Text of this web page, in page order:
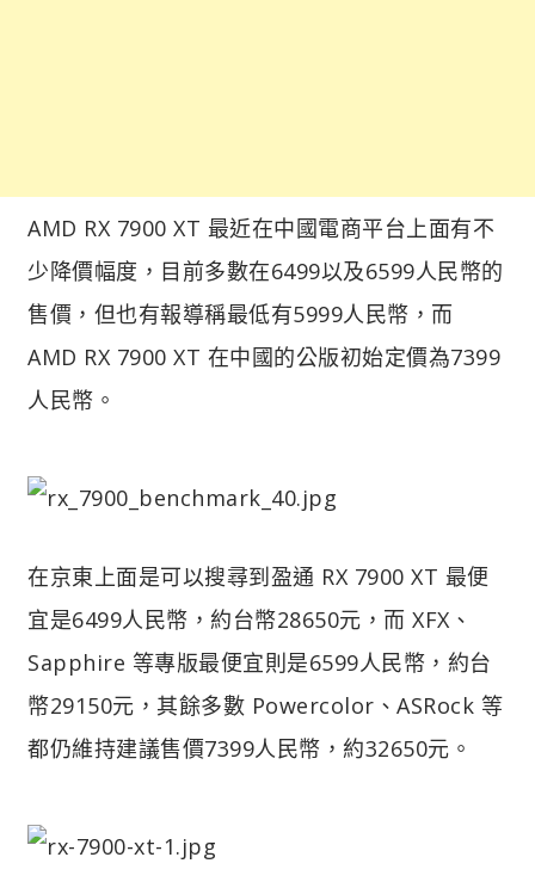
AMD RX 7900 XT 最近在中國電商平台上面有不
少降價幅度，目前多數在6499以及6599人民幣的
售價，但也有報導稱最低有5999人民幣，而
AMD RX 7900 XT 在中國的公版初始定價為7399
人民幣。
在京東上面是可以搜尋到盈通 RX 7900 XT 最便
宜是6499人民幣，約台幣28650元，而 XFX、
Sapphire 等專版最便宜則是6599人民幣，約台
幣29150元，其餘多數 Powercolor、ASRock 等
都仍維持建議售價7399人民幣，約32650元。